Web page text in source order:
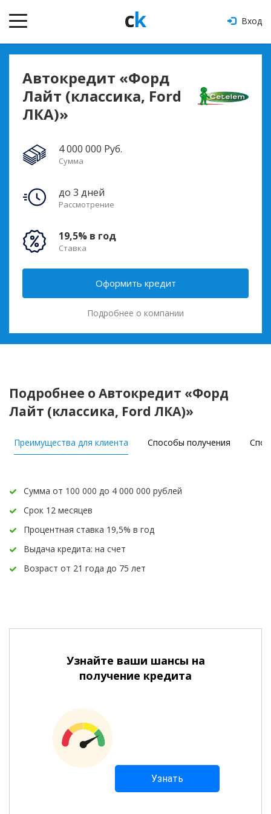
Вход
Автокредит «Форд
Лайт (классика, Ford
ЛКА)»
4 000 000 Руб.
Сумма
до 3 дней
Рассмотрение
19,5% в год
Ставка
Подробнее о компании
Оформить кредит
Подробнее о Автокредит «Форд
Лайт (классика, Ford ЛКА)»
Преимущества для клиента Способы получения
Сумма от 100 000 до 4 000 000 рублей
Срок 12 месяцев
Процентная ставка 19,5% в год
Выдача кредита: на счет
Возраст от 21 года до 75 лет
Узнайте ваши шансы на
получение кредита